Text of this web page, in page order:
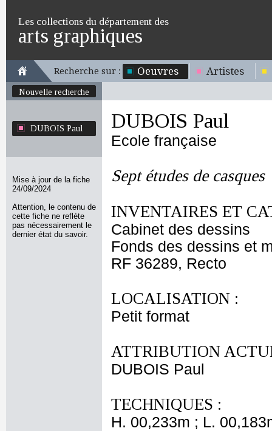
Les collections du département des
arts graphiques
Recherche sur : Oeuvres Artistes
Nouvelle recherche
DUBOIS Paul
Mise à jour de la fiche
24/09/2024
Attention, le contenu de
cette fiche ne reflète
pas nécessairement le
dernier état du savoir.
DUBOIS Paul
Ecole française
Sept études de casques
INVENTAIRES ET
Cabinet des dessins
Fonds des dessins et
RF 36289, Recto
LOCALISATION :
Petit format
ATTRIBUTION
DUBOIS Paul
TECHNIQUES :
H. 00,233m ; L.